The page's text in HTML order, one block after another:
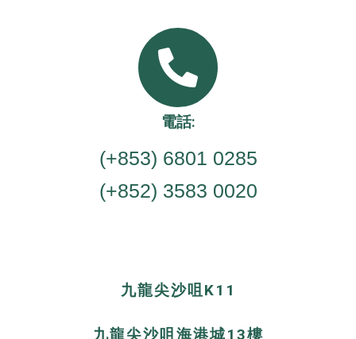
電話:
(+853) 6801 0285
(+852) 3583 0020
九龍尖沙咀K11
九龍尖沙咀海港城13樓